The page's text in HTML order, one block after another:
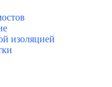
изоляцией